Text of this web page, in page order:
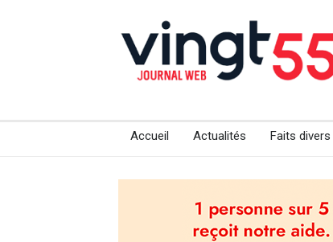
Accueil Actualités Faits divers